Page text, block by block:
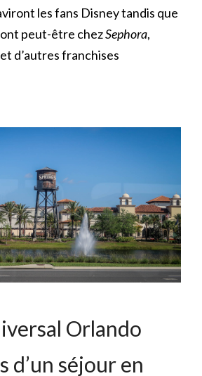
les fans Disney tandis que
peut-être chezSephora,
et d’autres franchises
Orlando
d’un séjour en